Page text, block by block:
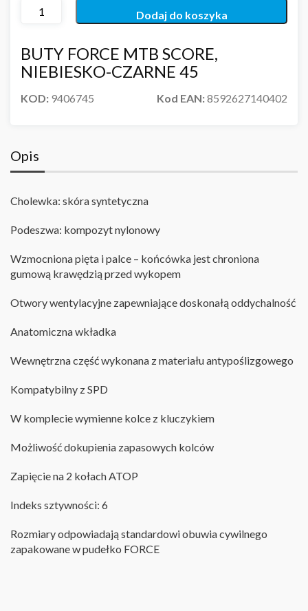
BUTY FORCE MTB SCORE,
NIEBIESKO-CZARNE 45
KOD: 9406745 Kod EAN:8592627140402
Dodaj do koszyka
Opis
Cholewka: skóra syntetyczna
Podeszwa: kompozyt nylonowy
Wzmocniona pięta i palce – końcówka jest chroniona
gumową krawędzią przed wykopem
Otwory wentylacyjne zapewniające doskonałą oddychalność
Anatomiczna wkładka
Wewnętrzna część wykonana z materiału antypoślizgowego
Kompatybilny z SPD
W komplecie wymienne kolce z kluczykiem
Możliwość dokupienia zapasowych kolców
Zapięcie na 2 kołach ATOP
Indeks sztywności: 6
Rozmiary odpowiadają standardowi obuwia cywilnego
zapakowane w pudełko FORCE